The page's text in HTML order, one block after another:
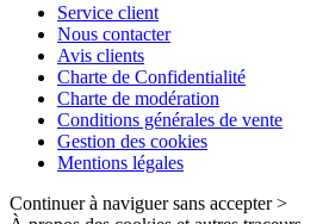
Service client
Nous contacter
Avis clients
Charte de Confidentialité
Charte de modération
Conditions générales de vente
Gestion des cookies
Mentions légales
Continuer à naviguer sans accepter >